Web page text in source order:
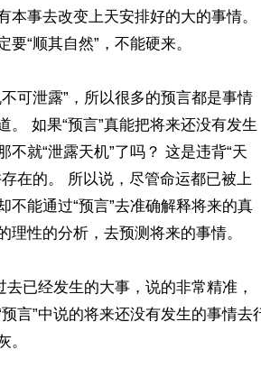
本事去改变上天安排好的大的事情。
要“顺其自然”，不能硬来。
可泄露”，所以很多的预言都是事情
。 如果“预言”真能把将来还没有发生
不就“泄露天机”了吗？ 这是违背“天
在的。 所以说，尽管命运都已被上
不能通过“预言”去准确解释将来的真
理性的分析，去预测将来的事情。
去已经发生的大事，说的非常精准，
言”中说的将来还没有发生的事情
。